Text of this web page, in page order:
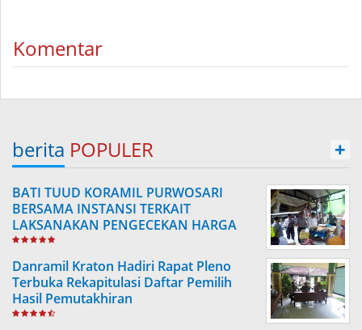
Komentar
berita POPULER +
BATI TUUD KORAMIL PURWOSARI
BERSAMA INSTANSI TERKAIT
LAKSANAKAN PENGECEKAN HARGA
SEMBAKO
Danramil Kraton Hadiri Rapat Pleno
Terbuka Rekapitulasi Daftar Pemilih
Hasil Pemutakhiran